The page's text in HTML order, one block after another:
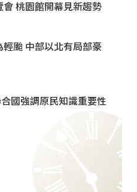
會 桃園館開幕見新趨勢
輕颱 中部以北有局部豪
國強調原民知識重要性